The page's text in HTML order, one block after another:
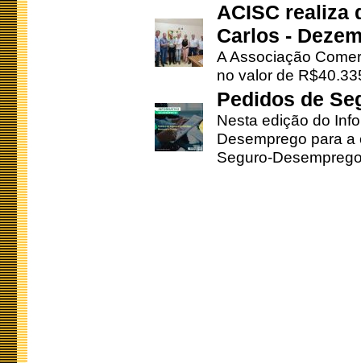
ACISC realiza
Carlos -
A Associação
no valor de
Pedidos de
Nesta edição do
Desemprego para
Seguro-